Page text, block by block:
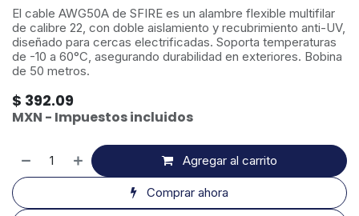
El cable AWG50A de SFIRE es un alambre flexible multifilar
de calibre 22, con doble aislamiento y recubrimiento anti-UV,
diseñado para cercas electrificadas. Soporta temperaturas
de -10 a 60°C, asegurando durabilidad en exteriores. Bobina
de 50 metros.
$ 392.09
MXN - Impuestos incluidos
Agregar al carrito
Comprar ahora